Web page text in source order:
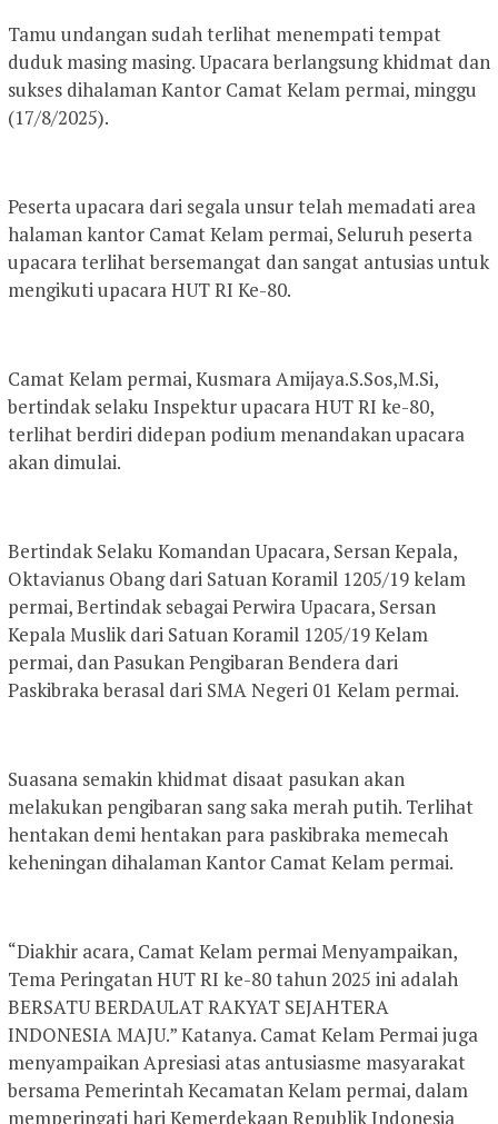
Tamu undangan sudah terlihat menempati tempat
duduk masing masing. Upacara berlangsung khidmat dan
sukses dihalaman Kantor Camat Kelam permai, minggu
(17/8/2025).
Peserta upacara dari segala unsur telah memadati area
halaman kantor Camat Kelam permai, Seluruh peserta
upacara terlihat bersemangat dan sangat antusias untuk
mengikuti upacara HUT RI Ke-80.
Camat Kelam permai, Kusmara Amijaya.S.Sos,M.Si,
bertindak selaku Inspektur upacara HUT RI ke-80,
terlihat berdiri didepan podium menandakan upacara
akan dimulai.
Bertindak Selaku Komandan Upacara, Sersan Kepala,
Oktavianus Obang dari Satuan Koramil 1205/19 kelam
permai, Bertindak sebagai Perwira Upacara, Sersan
Kepala Muslik dari Satuan Koramil 1205/19 Kelam
permai, dan Pasukan Pengibaran Bendera dari
Paskibraka berasal dari SMA Negeri 01 Kelam permai.
Suasana semakin khidmat disaat pasukan akan
melakukan pengibaran sang saka merah putih. Terlihat
hentakan demi hentakan para paskibraka memecah
keheningan dihalaman Kantor Camat Kelam permai.
“Diakhir acara, Camat Kelam permai Menyampaikan,
Tema Peringatan HUT RI ke-80 tahun 2025 ini adalah
BERSATU BERDAULAT RAKYAT SEJAHTERA
INDONESIA MAJU.” Katanya. Camat Kelam Permai juga
menyampaikan Apresiasi atas antusiasme masyarakat
bersama Pemerintah Kecamatan Kelam permai, dalam
memperingati hari Kemerdekaan Republik Indonesia